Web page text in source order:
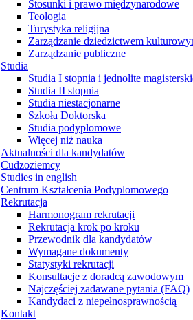
Stosunki i prawo międzynarodowe
Teologia
Turystyka religijna
Zarządzanie dziedzictwem
Zarządzanie publiczne
Studia
Studia I stopnia i jednolite
Studia II stopnia
Studia niestacjonarne
Szkoła Doktorska
Studia podyplomowe
Więcej niż nauka
Aktualności dla kandydatów
Cudzoziemcy
Studies in english
Centrum Kształcenia Podyplomowego
Rekrutacja
Harmonogram rekrutacji
Rekrutacja krok po kroku
Przewodnik dla kandydatów
Wymagane dokumenty
Statystyki rekrutacji
Konsultacje z doradcą zawodowym
Najczęściej zadawane pytania (FAQ)
Kandydaci z niepełnosprawnością
Kontakt